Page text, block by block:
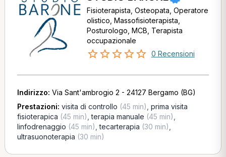
Fisioterapista, Osteopata, Operatore
olistico, Massofisioterapista,
Posturologo, MCB, Terapista
occupazionale
0 Recensioni
Indirizzo: Via Sant'ambrogio 2 - 24127 Bergamo (BG)
Prestazioni: visita di controllo (45 min) prima visita
fisioterapica (45 min) ,terapia manuale (45 min)
linfodrenaggio (45 min) ,tecarterapia (30 min)
ultrasuonoterapia (30 min)